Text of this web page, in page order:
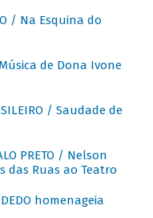
/ Na Esquina do
Música de Dona Ivone
/ Saudade de
PRETO / Nelson
das Ruas ao Teatro
DEDO homenageia